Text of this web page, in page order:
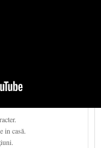
in casă.